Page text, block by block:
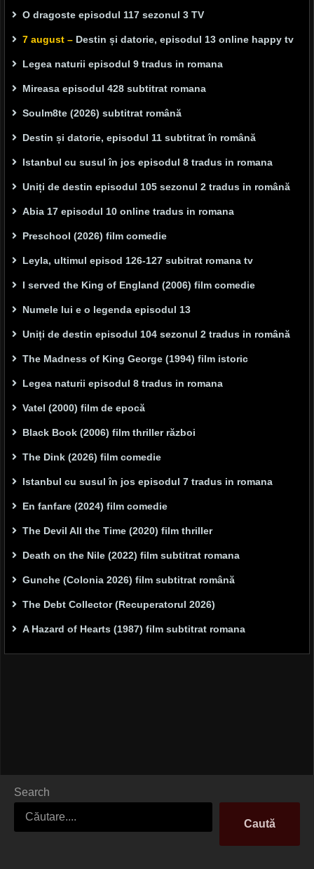
O dragoste episodul 117 sezonul 3 TV
7 august – Destin și datorie, episodul 13 online happy tv
Legea naturii episodul 9 tradus in romana
Mireasa episodul 428 subtitrat romana
Soulm8te (2026) subtitrat română
Destin și datorie, episodul 11 subtitrat în română
Istanbul cu susul în jos episodul 8 tradus in romana
Uniți de destin episodul 105 sezonul 2 tradus in română
Abia 17 episodul 10 online tradus in romana
Preschool (2026) film comedie
Leyla, ultimul episod 126-127 subitrat romana tv
I served the King of England (2006) film comedie
Numele lui e o legenda episodul 13
Uniți de destin episodul 104 sezonul 2 tradus in română
The Madness of King George (1994) film istoric
Legea naturii episodul 8 tradus in romana
Vatel (2000) film de epocă
Black Book (2006) film thriller război
The Dink (2026) film comedie
Istanbul cu susul în jos episodul 7 tradus in romana
En fanfare (2024) film comedie
The Devil All the Time (2020) film thriller
Death on the Nile (2022) film subtitrat romana
Gunche (Colonia 2026) film subtitrat română
The Debt Collector (Recuperatorul 2026)
A Hazard of Hearts (1987) film subtitrat romana
Search
Caută